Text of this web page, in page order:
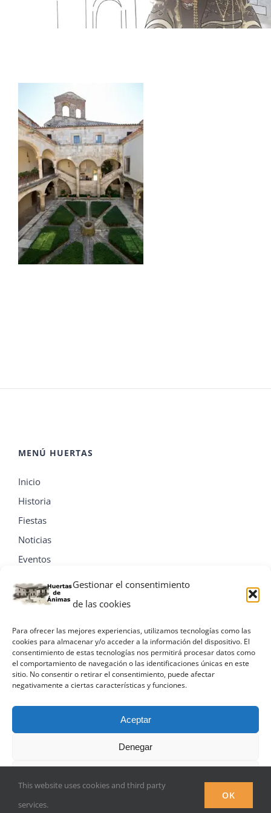
Gestionar el consentimiento
de las cookies
Para ofrecer las mejores experiencias, utilizamos tecnologías como las
cookies para almacenar y/o acceder a la información del dispositivo. El
consentimiento de estas tecnologías nos permitirá procesar datos como
el comportamiento de navegación o las identificaciones únicas en este
sitio. No consentir o retirar el consentimiento, puede afectar
negativamente a ciertas características y funciones.
Aceptar
Denegar
MENÚ HUERTAS
Inicio
Historia
Fiestas
Noticias
Eventos
Facebook
This website uses cookies and third party
services.
OK